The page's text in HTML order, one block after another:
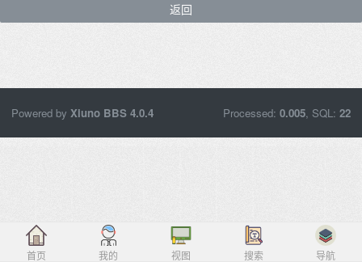
首页 我的 视图 搜索 导航
返回
Powered by Xiuno BBS 4.0.4 Processed: 0.005, SQL: 22